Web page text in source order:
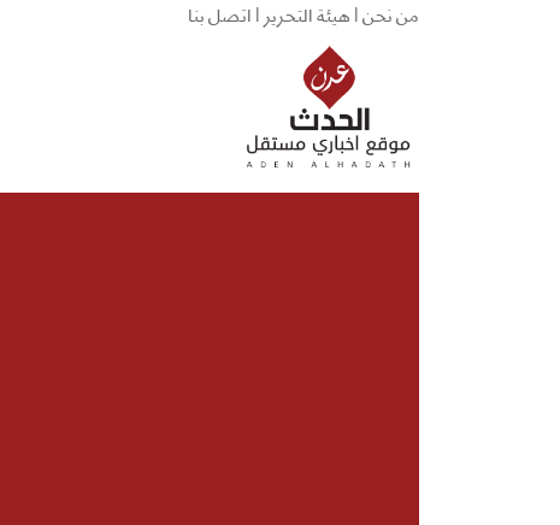
من نحن |هيئة التحرير |اتصل بنا